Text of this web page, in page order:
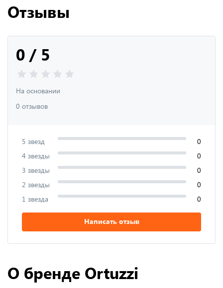
Отзывы
0 / 5
На основании
0 отзывов
5 звезд
0
4 звезды
0
3 звезды
0
2 звезды
0
1 звезда
0
Написать отзыв
О бренде Ortuzzi